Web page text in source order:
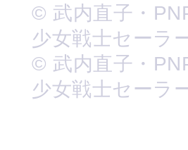
© 武内直子・
少女戦士セーラ
© 武内直子・
少女戦士セーラ